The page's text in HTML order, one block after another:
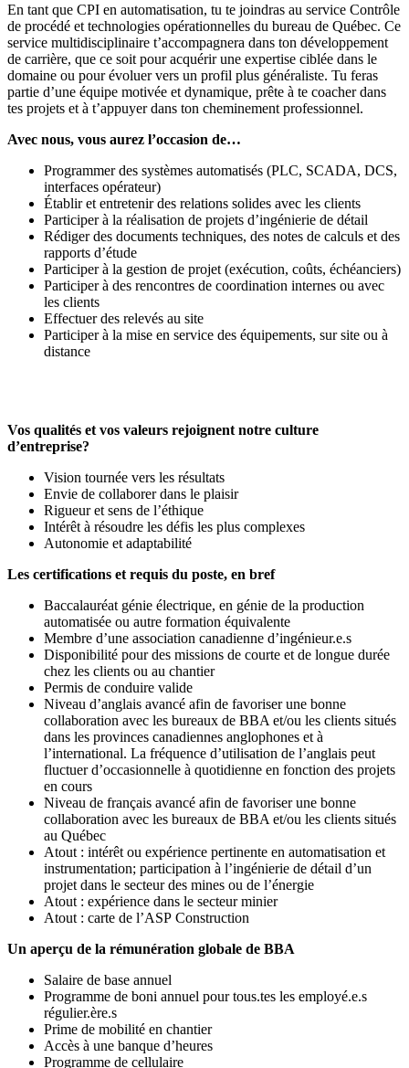
En tant que CPI en automatisation, tu te joindras au service Contrôle
de procédé et technologies opérationnelles du bureau de Québec. Ce
service multidisciplinaire t’accompagnera dans ton développement
de carrière, que ce soit pour acquérir une expertise ciblée dans le
domaine ou pour évoluer vers un profil plus généraliste. Tu feras
partie d’une équipe motivée et dynamique, prête à te coacher dans
tes projets et à t’appuyer dans ton cheminement professionnel.
Avec nous, vous aurez l’occasion de…
Programmer des systèmes automatisés (PLC, SCADA, DCS,
interfaces opérateur)
Établir et entretenir des relations solides avec les clients
Participer à la réalisation de projets d’ingénierie de détail
Rédiger des documents techniques, des notes de calculs et des
rapports d’étude
Participer à la gestion de projet (exécution, coûts, échéanciers)
Participer à des rencontres de coordination internes ou avec
les clients
Effectuer des relevés au site
Participer à la mise en service des équipements, sur site ou à
distance
Vos qualités et vos valeurs rejoignent notre culture
d’entreprise?
Vision tournée vers les résultats
Envie de collaborer dans le plaisir
Rigueur et sens de l’éthique
Intérêt à résoudre les défis les plus complexes
Autonomie et adaptabilité
Les certifications et requis du poste, en bref
Baccalauréat génie électrique, en génie de la production
automatisée ou autre formation équivalente
Membre d’une association canadienne d’ingénieur.e.s
Disponibilité pour des missions de courte et de longue durée
chez les clients ou au chantier
Permis de conduire valide
Niveau d’anglais avancé afin de favoriser une bonne
collaboration avec les bureaux de BBA et/ou les clients situés
dans les provinces canadiennes anglophones et à
l’international. La fréquence d’utilisation de l’anglais peut
fluctuer d’occasionnelle à quotidienne en fonction des projets
en cours
Niveau de français avancé afin de favoriser une bonne
collaboration avec les bureaux de BBA et/ou les clients situés
au Québec
Atout : intérêt ou expérience pertinente en automatisation et
instrumentation; participation à l’ingénierie de détail d’un
projet dans le secteur des mines ou de l’énergie
Atout : expérience dans le secteur minier
Atout : carte de l’ASP Construction
Un aperçu de la rémunération globale de BBA
Salaire de base annuel
Programme de boni annuel pour tous.tes les employé.e.s
régulier.ère.s
Prime de mobilité en chantier
Accès à une banque d’heures
Programme de cellulaire